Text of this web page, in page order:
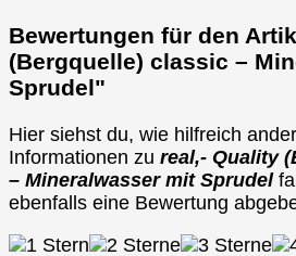
Bewertungen für den
(Bergquelle) classic –
Sprudel"
Hier siehst du, wie hilfreich
Informationen zu real,- Quality
– Mineralwasser mit Sprudel
ebenfalls eine Bewertung